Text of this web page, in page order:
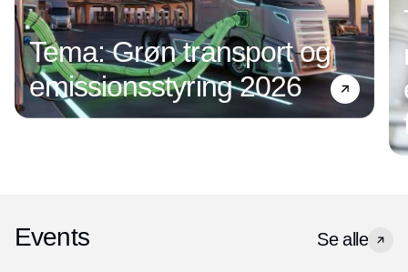
Tema: Grøn transport og
emissionsstyring 2026
Events Se alle